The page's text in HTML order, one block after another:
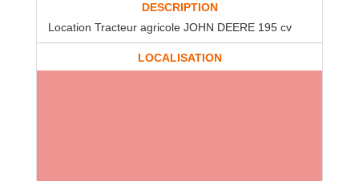
DESCRIPTION
Location Tracteur agricole JOHN DEERE 195 cv
LOCALISATION